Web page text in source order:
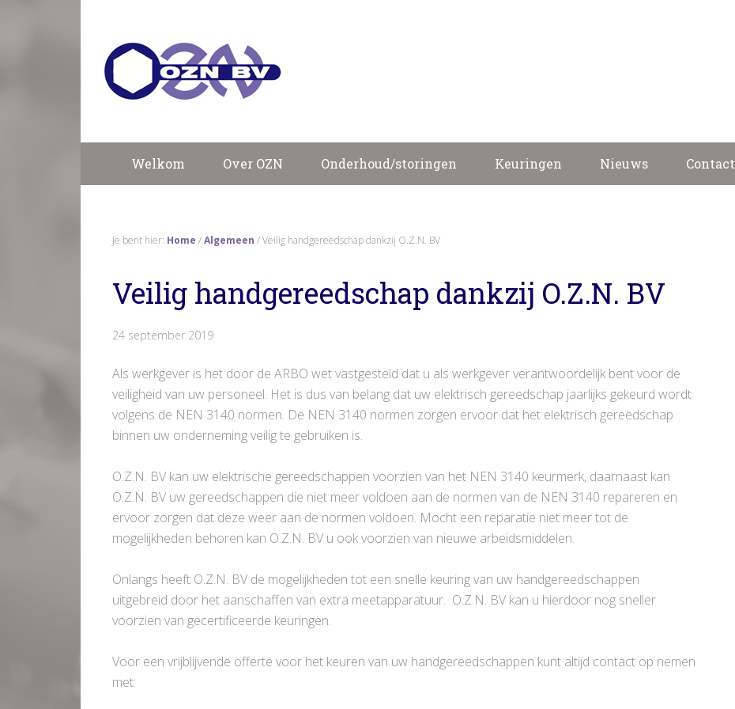
Welkom Over OZN Onderhoud/storingen Keuringen Nieuws Contact
Je bent hier: Home /Algemeen /Veilig handgereedschap dankzij O.Z.N. BV
Veilig handgereedschap dankzij O.Z.N. BV
24 september 2019
Als werkgever is het door de ARBO wet vastgesteld dat u als werkgever verantwoordelijk bent voor de
veiligheid van uw personeel. Het is dus van belang dat uw elektrisch gereedschap jaarlijks gekeurd wordt
volgens de NEN 3140 normen. De NEN 3140 normen zorgen ervoor dat het elektrisch gereedschap
binnen uw onderneming veilig te gebruiken is.
O.Z.N. BV kan uw elektrische gereedschappen voorzien van het NEN 3140 keurmerk, daarnaast kan
O.Z.N. BV uw gereedschappen die niet meer voldoen aan de normen van de NEN 3140 repareren en
ervoor zorgen dat deze weer aan de normen voldoen. Mocht een reparatie niet meer tot de
mogelijkheden behoren kan O.Z.N. BV u ook voorzien van nieuwe arbeidsmiddelen.
Onlangs heeft O.Z.N. BV de mogelijkheden tot een snelle keuring van uw handgereedschappen
uitgebreid door het aanschaffen van extra meetapparatuur. O.Z.N. BV kan u hierdoor nog sneller
voorzien van gecertificeerde keuringen.
Voor een vrijblijvende offerte voor het keuren van uw handgereedschappen kunt altijd contact op nemen
met: